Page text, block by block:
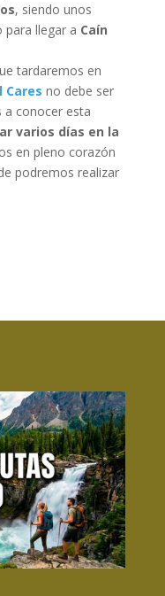
, siendo unos
llegar a Caín
tardaremos en
Cares no debe ser
a conocer esta
varios días en la
en pleno corazón
podremos realizar